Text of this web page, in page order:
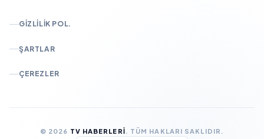
GIZLILIK POL.
ŞARTLAR
ÇEREZLER
© 2026 TV HABERLERI. TÜM HAKLARI SAKLIDIR.